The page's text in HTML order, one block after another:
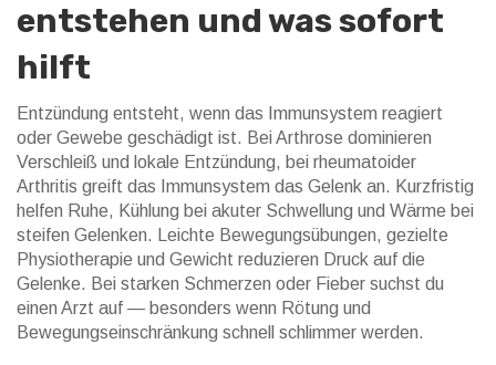
entstehen und was sofort
hilft
Entzündung entsteht, wenn das Immunsystem reagiert
oder Gewebe geschädigt ist. Bei Arthrose dominieren
Verschleiß und lokale Entzündung, bei rheumatoider
Arthritis greift das Immunsystem das Gelenk an. Kurzfristig
helfen Ruhe, Kühlung bei akuter Schwellung und Wärme bei
steifen Gelenken. Leichte Bewegungsübungen, gezielte
Physiotherapie und Gewicht reduzieren Druck auf die
Gelenke. Bei starken Schmerzen oder Fieber suchst du
einen Arzt auf — besonders wenn Rötung und
Bewegungseinschränkung schnell schlimmer werden.